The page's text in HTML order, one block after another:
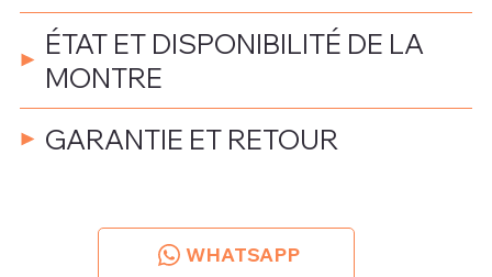
ÉTAT ET DISPONIBILITÉ DE LA
MONTRE
GARANTIE ET RETOUR
WHATSAPP